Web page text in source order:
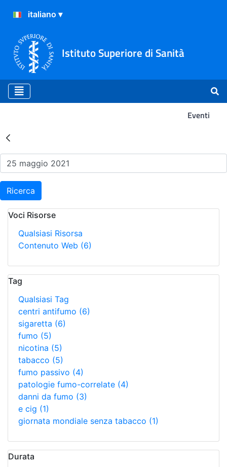
Istituto Superiore di Sanità
Eventi
Risultati della Ricerca -
Ricerca
Voci Risorse
Qualsiasi Risorsa
Contenuto Web (6)
Tag
Qualsiasi Tag
centri antifumo (6)
sigaretta (6)
fumo (5)
nicotina (5)
tabacco (5)
fumo passivo (4)
patologie fumo-correlate (4)
danni da fumo (3)
e cig (1)
giornata mondiale senza tabacco (1)
Durata